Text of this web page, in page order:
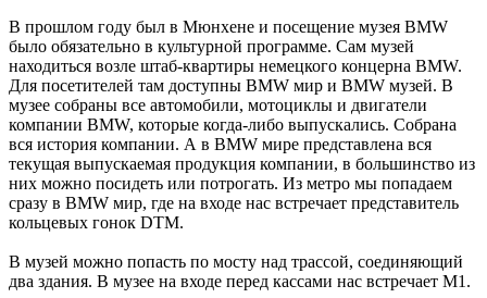
В прошлом году был в Мюнхене и посещение музея BMW
было обязательно в культурной программе. Сам музей
находиться возле штаб-квартиры немецкого концерна BMW.
Для посетителей там доступны BMW мир и BMW музей. В
музее собраны все автомобили, мотоциклы и двигатели
компании BMW, которые когда-либо выпускались. Собрана
вся история компании. А в BMW мире представлена вся
текущая выпускаемая продукция компании, в большинство из
них можно посидеть или потрогать. Из метро мы попадаем
сразу в BMW мир, где на входе нас встречает представитель
кольцевых гонок DTM.
В музей можно попасть по мосту над трассой, соединяющий
два здания. В музее на входе перед кассами нас встречает M1.